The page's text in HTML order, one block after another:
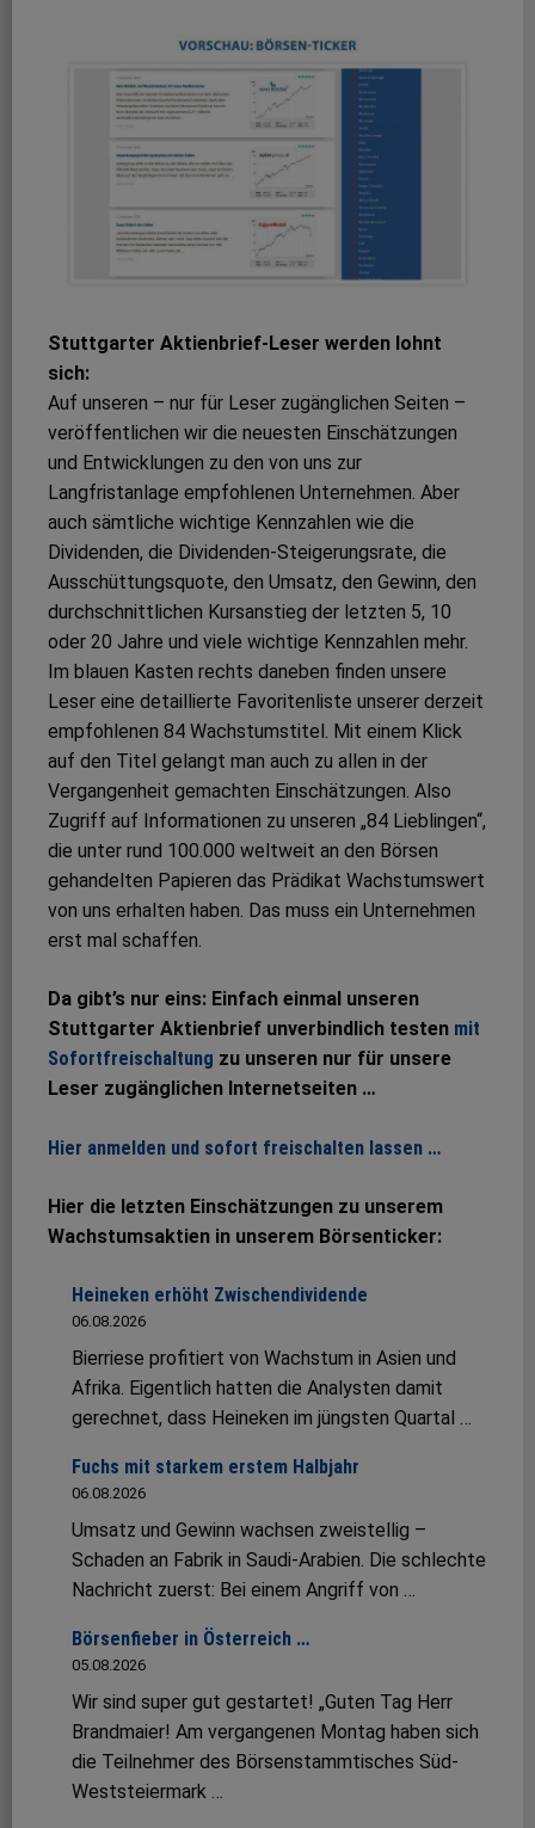
Stuttgarter Aktienbrief-Leser werden lohnt
sich:
Auf unseren – nur für Leser zugänglichen Seiten –
veröffentlichen wir die neuesten Einschätzungen
und Entwicklungen zu den von uns zur
Langfristanlage empfohlenen Unternehmen. Aber
auch sämtliche wichtige Kennzahlen wie die
Dividenden, die Dividenden-Steigerungsrate, die
Ausschüttungsquote, den Umsatz, den Gewinn, den
durchschnittlichen Kursanstieg der letzten 5, 10
oder 20 Jahre und viele wichtige Kennzahlen mehr.
Im blauen Kasten rechts daneben finden unsere
Leser eine detaillierte Favoritenliste unserer derzeit
empfohlenen 84 Wachstumstitel. Mit einem Klick
auf den Titel gelangt man auch zu allen in der
Vergangenheit gemachten Einschätzungen. Also
Zugriff auf Informationen zu unseren „84 Lieblingen“,
die unter rund 100.000 weltweit an den Börsen
gehandelten Papieren das Prädikat Wachstumswert
von uns erhalten haben. Das muss ein Unternehmen
erst mal schaffen.
Da gibt’s nur eins: Einfach einmal unseren
Stuttgarter Aktienbrief unverbindlich testen mit
Sofortfreischaltung zu unseren nur für unsere
Leser zugänglichen Internetseiten …
Hier anmelden und sofort freischalten lassen …
Hier die letzten Einschätzungen zu unserem
Wachstumsaktien in unserem Börsenticker:
Heineken erhöht Zwischendividende
06.08.2026
Bierriese profitiert von Wachstum in Asien und
Afrika. Eigentlich hatten die Analysten damit
gerechnet, dass Heineken im jüngsten Quartal …
Fuchs mit starkem erstem Halbjahr
06.08.2026
Umsatz und Gewinn wachsen zweistellig –
Schaden an Fabrik in Saudi-Arabien. Die schlechte
Nachricht zuerst: Bei einem Angriff von …
Börsenfieber in Österreich …
05.08.2026
Wir sind super gut gestartet! „Guten Tag Herr
Brandmaier! Am vergangenen Montag haben sich
die Teilnehmer des Börsenstammtisches Süd-
Weststeiermark …